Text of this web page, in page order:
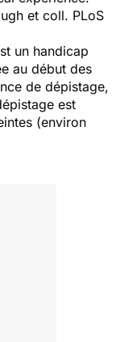
et coll. PLoS
un handicap
au début des
de dépistage,
est
(environ